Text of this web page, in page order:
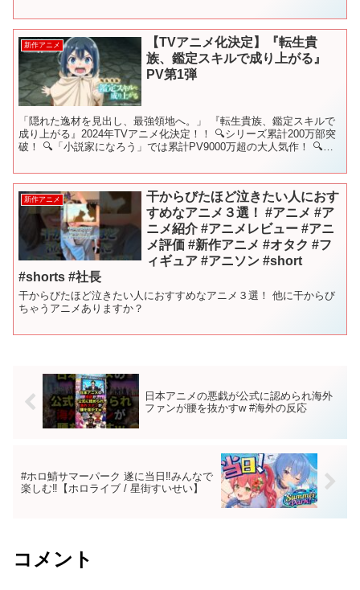
新作アニメ
【TVアニメ化決定】『転生貴
族、鑑定スキルで成り上がる』
PV第1弾
「隠れた逸材を見出し、最強領地へ。」 『転生貴族、鑑定スキルで
成り上がる』2024年TVアニメ化決定！！ 🔍シリーズ累計200万部突
破！ 🔍「小説家になろう」では累計PV9000万超の大人気作！ 🔍
新作アニメ
干からびたほど泣きたい人におす
すめなアニメ３選！ #アニメ #ア
ニメ紹介 #アニメレビュー #アニ
メ評価 #新作アニメ #オタク #フ
ィギュア #アニソン #short
#shorts #社長
干からびたほど泣きたい人におすすめなアニメ３選！ 他に干からび
ちゃうアニメありますか？
日本アニメの悪戯が公式に認められ海外
ファンが腰を抜かすw #海外の反応
#ホロ鯖サマーパーク 遂に当日‼みんなで
楽しむ‼【ホロライブ / 星街すいせい】
コメント